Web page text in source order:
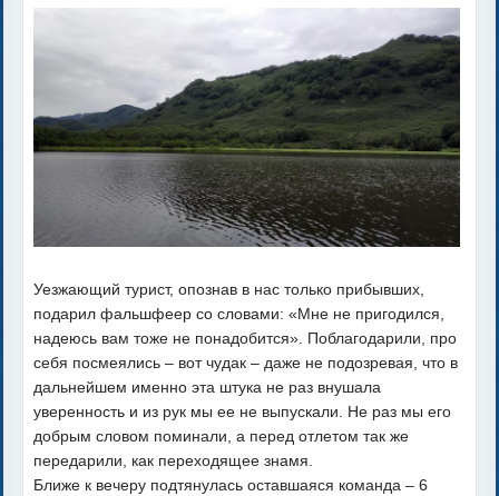
Уезжающий турист, опознав в нас только прибывших,
подарил фальшфеер со словами: «Мне не пригодился,
надеюсь вам тоже не понадобится». Поблагодарили, про
себя посмеялись – вот чудак – даже не подозревая, что в
дальнейшем именно эта штука не раз внушала
уверенность и из рук мы ее не выпускали. Не раз мы его
добрым словом поминали, а перед отлетом так же
передарили, как переходящее знамя.
Ближе к вечеру подтянулась оставшаяся команда – 6